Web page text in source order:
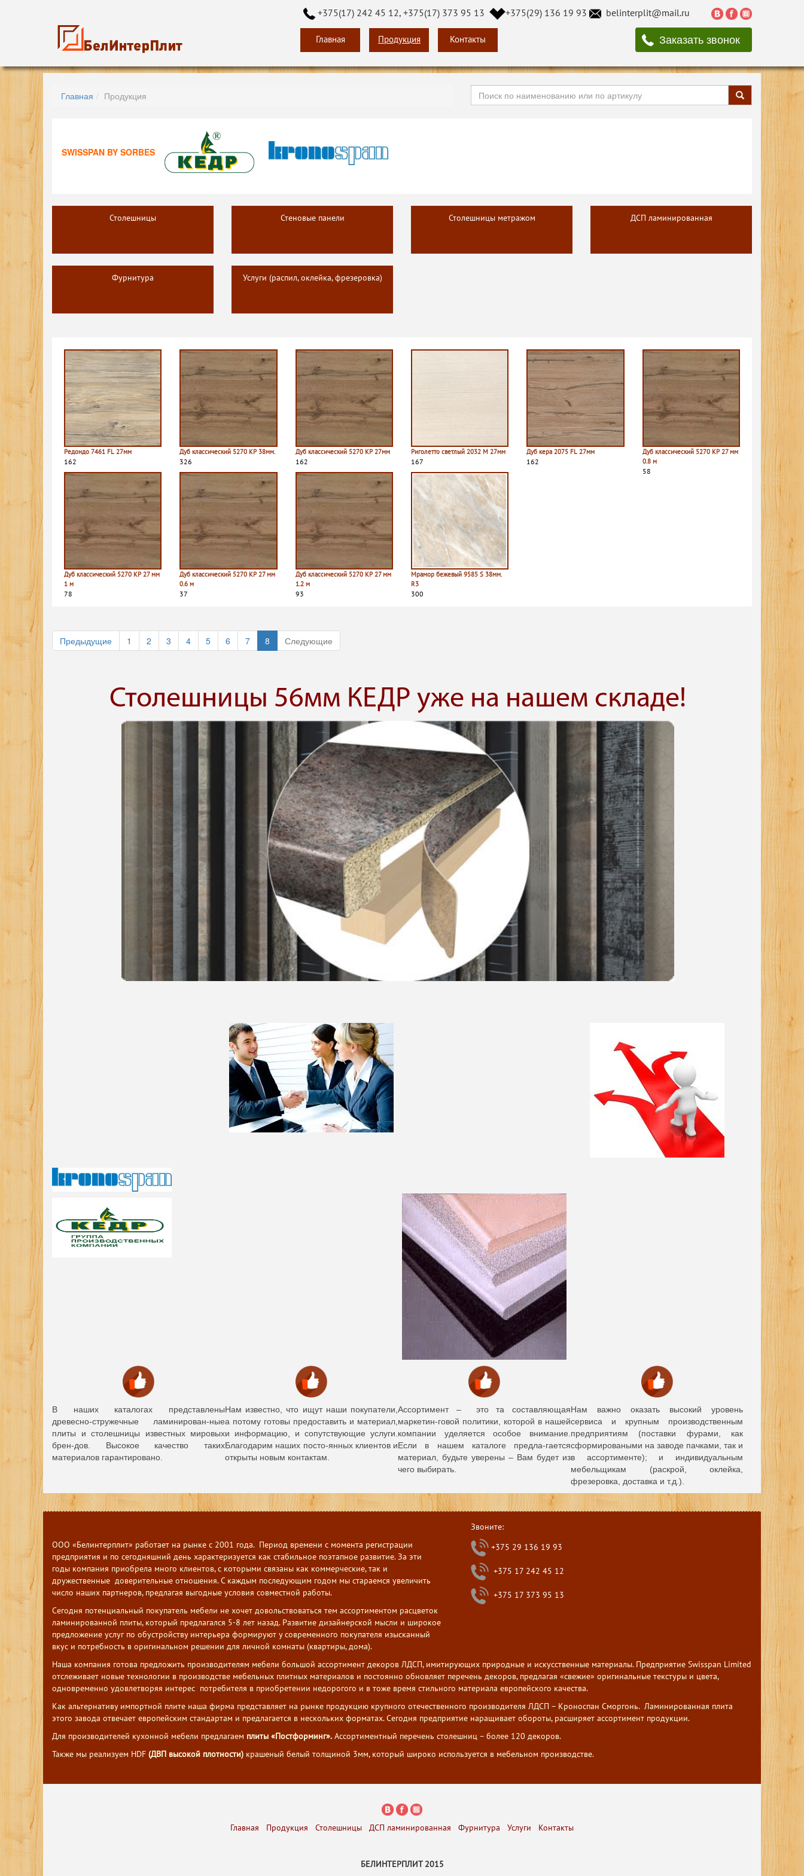
+375(17) 242 45 12, +375(17) 373 95 13 +375(29) 136 19 93 belinterplit@mail.ru
Главная Продукция Контакты Заказать звонок
Главная Продукция
SWISSPAN BY SORBES
Столешницы Стеновые панели Столешницы метражом ДСП ламинированная
Фурнитура Услуги (распил, оклейка, фрезеровка)
Редондо 7461 FL 27мм
162
Дуб классический 5270 КР 38мм.
326
Дуб классический 5270 КР 27мм
162
Риголетто светлый 2032 M 27мм
167
Дуб кера 2075 FL 27мм
162
Дуб классический 5270 КР 27 мм
0.8 м
58
Дуб классический 5270 КР 27 мм
1 м
78
Дуб классический 5270 КР 27 мм
0.6 м
37
Дуб классический 5270 КР 27 мм
1.2 м
93
Мрамор бежевый 9585 S 38мм.
R3
300
Предыдущие 1 2 3 4 5 6 7 8 Следующие
Столешницы 56мм КЕДР уже на нашем складе!
В наших каталогах представлены
древесно-стружечные ламинирован-ные
плиты и столешницы известных мировых
брен-дов. Высокое качество таких
материалов гарантировано.
Нам известно, что ищут наши покупатели,
а потому готовы предоставить и материал,
и информацию, и сопутствующие услуги.
Благодарим наших посто-янных клиентов и
открыты новым контактам.
Ассортимент – это та составляющая
маркетин-говой политики, которой в нашей
компании уделяется особое внимание.
Если в нашем каталоге предла-гается
материал, будьте уверены – Вам будет из
чего выбирать.
Нам важно оказать высокий уровень
сервиса и крупным производственным
предприятиям (поставки фурами, как
сформироваными на заводе пачками, так и
в ассортименте); и индивидуальным
мебельщикам (раскрой, оклейка,
фрезеровка, доставка и т.д.).
ООО «Белинтерплит» работает на рынке с 2001 года. Период времени с момента регистрации
предприятия и по сегодняшний день характеризуется как стабильное поэтапное развитие. За эти
годы компания приобрела много клиентов, с которыми связаны как коммерческие, так и
дружественные доверительные отношения. С каждым последующим годом мы стараемся увеличить
число наших партнеров, предлагая выгодные условия совместной работы.
Сегодня потенциальный покупатель мебели не хочет довольствоваться тем ассортиментом расцветок
ламинированной плиты, который предлагался 5-8 лет назад. Развитие дизайнерской мысли и широкое
предложение услуг по обустройству интерьера формируют у современного покупателя изысканный
вкус и потребность в оригинальном решении для личной комнаты (квартиры, дома).
Звоните:
+375 29 136 19 93
+375 17 242 45 12
+375 17 373 95 13
Наша компания готова предложить производителям мебели большой ассортимент декоров ЛДСП, имитирующих природные и искусственные материалы. Предприятие Swisspan Limited
отслеживает новые технологии в производстве мебельных плитных материалов и постоянно обновляет перечень декоров, предлагая «свежие» оригинальные текстуры и цвета,
одновременно удовлетворяя интерес потребителя в приобретении недорогого и в тоже время стильного материала европейского качества.
Как альтернативу импортной плите наша фирма представляет на рынке продукцию крупного отечественного производителя ЛДСП – Кроноспан Сморгонь. Ламинированная плита
этого завода отвечает европейским стандартам и предлагается в нескольких форматах. Сегодня предприятие наращивает обороты, расширяет ассортимент продукции.
Для производителей кухонной мебели предлагаем плиты «Постформинг». Ассортиментный перечень столешниц – более 120 декоров.
Также мы реализуем HDF (ДВП высокой плотности) крашеный белый толщиной 3мм, который широко используется в мебельном производстве.
Главная Продукция Столешницы ДСП ламинированная Фурнитура Услуги Контакты
БЕЛИНТЕРПЛИТ 2015